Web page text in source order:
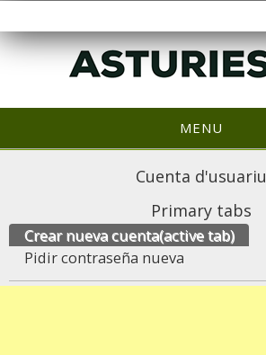
MENU
Cuenta d'usuariu
Primary tabs
Crear nueva cuenta(active tab)
Pidir contraseña nueva